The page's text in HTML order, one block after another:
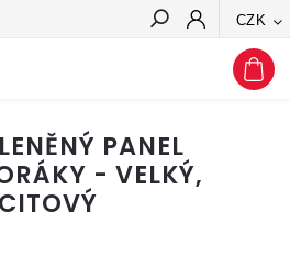
CZK
Hledat
PANEL
- VELKÝ,